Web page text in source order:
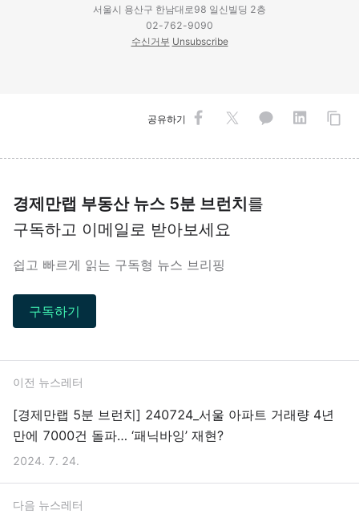
서울시 용산구 한남대로98 일신빌딩 2층
02-762-9090
수신거부 Unsubscribe
공유하기
경제만랩 부동산 뉴스 5분 브런치를
구독하고 이메일로 받아보세요
쉽고 빠르게 읽는 구독형 뉴스 브리핑
구독하기
이전 뉴스레터
[경제만랩 5분 브런치] 240724_서울 아파트 거래량 4년
만에 7000건 돌파… ‘패닉바잉’ 재현?
2024. 7. 24.
다음 뉴스레터